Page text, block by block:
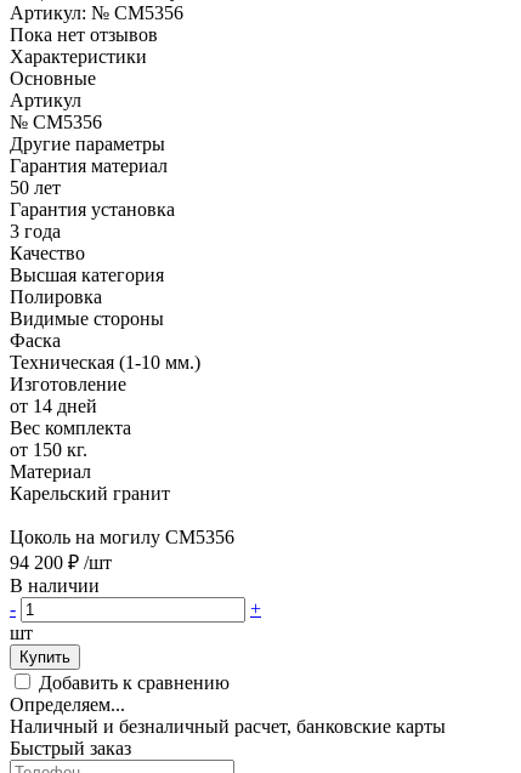
Артикул: № CM5356
Пока нет отзывов
Характеристики
Основные
Артикул
№ CM5356
Другие параметры
Гарантия материал
50 лет
Гарантия установка
3 года
Качество
Высшая категория
Полировка
Видимые стороны
Фаска
Техническая (1-10 мм.)
Изготовление
от 14 дней
Вес комплекта
от 150 кг.
Материал
Карельский гранит
Цоколь на могилу CM5356
94 200 ₽ /шт
В наличии
-
+
шт
Купить
Добавить к сравнению
Определяем...
Наличный и безналичный расчет, банковские карты
Быстрый заказ